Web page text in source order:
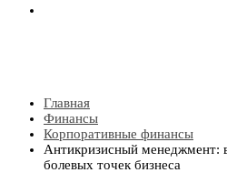
Главная
Финансы
Корпоративные финансы
Антикризисный менеджмент:
болевых точек бизнеса